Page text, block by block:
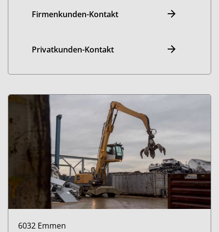
Firmenkunden-Kontakt
Privatkunden-Kontakt
6032 Emmen